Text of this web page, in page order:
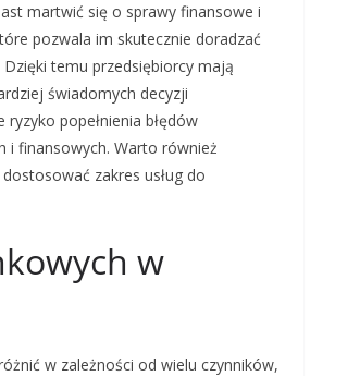
martwić się o sprawy finansowe i
pozwala im skutecznie doradzać
temu przedsiębiorcy mają
świadomych decyzji
popełnienia błędów
i finansowych. Warto również
zakres usług do
w
w zależności od wielu czynników,